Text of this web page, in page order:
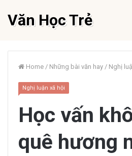
Văn Học Trẻ
Home / Những bài văn hay / Nghị
Nghị luận xã hội
Học vấn
quê hương